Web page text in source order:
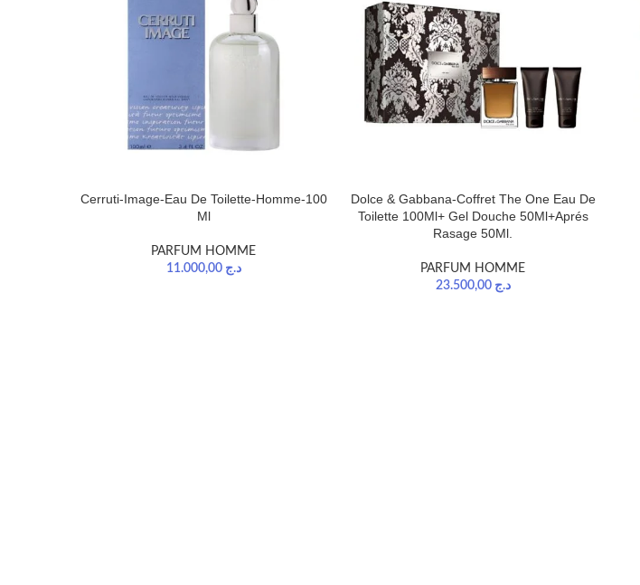
Cerruti-Image-Eau De Toilette-Homme-100
Ml
PARFUM HOMME
د.ج 11.000,00
Dolce & Gabbana-Coffret The One Eau De
Toilette 100Ml+ Gel Douche 50Ml+Aprés
Rasage 50Ml.
PARFUM HOMME
د.ج 23.500,00